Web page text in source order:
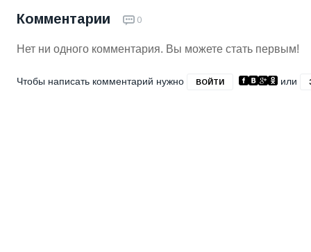
Комментарии 0
Нет ни одного комментария. Вы можете стать первым!
Чтобы написать комментарий нужно ВОЙТИ или